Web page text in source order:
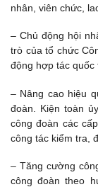
nhân, viên chức,
– Chủ động hội
trò của tổ chức
động hợp tác quốc
– Nâng cao hiệu
đoàn. Kiện toàn
công đoàn các
công tác kiểm tra,
– Tăng cường
công đoàn theo